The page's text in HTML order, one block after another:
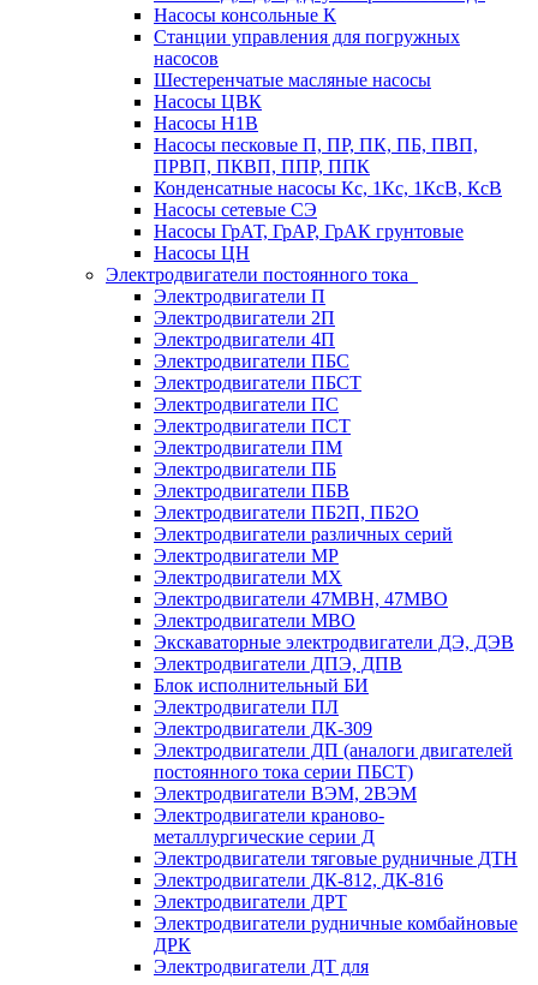
Насосы консольные К
Станции управления для погружных
насосов
Шестеренчатые масляные насосы
Насосы ЦВК
Насосы Н1В
Насосы песковые П, ПР, ПК, ПБ, ПВП,
ПРВП, ПКВП, ППР, ППК
Конденсатные насосы Кс, 1Кс, 1КсВ, КсВ
Насосы сетевые СЭ
Насосы ГрАТ, ГрАР, ГрАК грунтовые
Насосы ЦН
Электродвигатели постоянного тока
Электродвигатели П
Электродвигатели 2П
Электродвигатели 4П
Электродвигатели ПБС
Электродвигатели ПБСТ
Электродвигатели ПС
Электродвигатели ПСТ
Электродвигатели ПМ
Электродвигатели ПБ
Электродвигатели ПБВ
Электродвигатели ПБ2П, ПБ2О
Электродвигатели различных серий
Электродвигатели МР
Электродвигатели MX
Электродвигатели 47MBH, 47МВО
Электродвигатели MBO
Экскаваторные электродвигатели ДЭ, ДЭВ
Электродвигатели ДПЭ, ДПВ
Блок исполнительный БИ
Электродвигатели ПЛ
Электродвигатели ДК-309
Электродвигатели ДП (аналоги двигателей
постоянного тока серии ПБСТ)
Электродвигатели ВЭМ, 2ВЭМ
Электродвигатели краново-
металлургические серии Д
Электродвигатели тяговые рудничные ДТН
Электродвигатели ДК-812, ДК-816
Электродвигатели ДРТ
Электродвигатели рудничные комбайновые
ДРК
Электродвигатели ДТ для